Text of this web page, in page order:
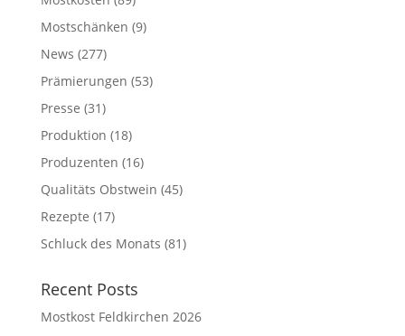
Mostschänken (9)
News (277)
Prämierungen (53)
Presse (31)
Produktion (18)
Produzenten (16)
Qualitäts Obstwein (45)
Rezepte (17)
Schluck des Monats (81)
Recent Posts
Mostkost Feldkirchen 2026